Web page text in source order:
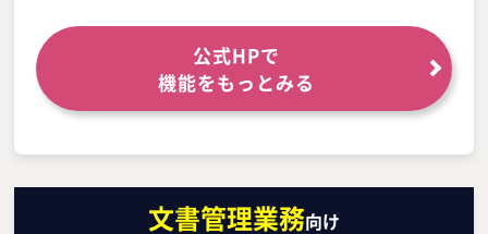
公式HPで
機能をもっとみる
文書管理業務向け